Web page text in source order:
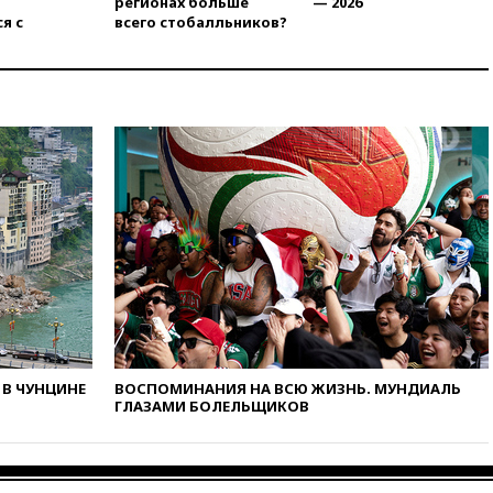
ТПП предлагает
изменить процедуру
пострадавших от атак БПЛА
11:38Шадаев исключил
запуск мессенджера на
«Госуслугах»
11:22При стрельбе в школе в
Таиланде погибли пять
человек
11:19Россия рассчитывает
заключить безвизовые
соглашения с Индонезией и
Малайзией
11:04«Ведомости»: на партию
«Яблоко» ополчились
конкуренты
10:59Торговые центры и кафе
раздавать питьевую воду
с
всего стобалльников?
ЧУНЦИНЕ
ВОСПОМИНАНИЯ НА ВСЮ ЖИЗНЬ. МУНДИАЛЬ
ГЛАЗАМИ БОЛЕЛЬЩИКОВ